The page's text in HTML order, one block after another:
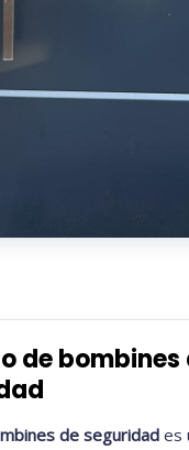
de bombines
de seguridades